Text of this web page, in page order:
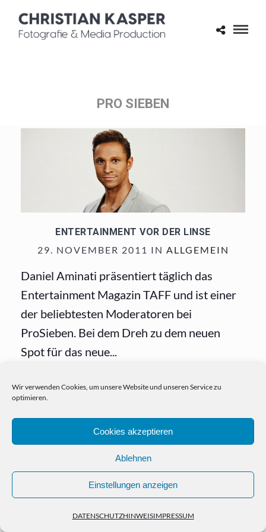
Wir verwenden Cookies, um unsere Website und unseren Service zu
optimieren.
Cookies akzeptieren
Ablehnen
Einstellungen anzeigen
DATENSCHUTZHINWEISIMPRESSUM
PRO SIEBEN
ENTERTAINMENT VOR DER LINSE
29. NOVEMBER 2011 IN ALLGEMEIN
Daniel Aminati präsentiert täglich das
Entertainment Magazin TAFF und ist einer
der beliebtesten Moderatoren bei
ProSieben. Bei dem Dreh zu dem neuen
Spot für das neue...
NEWS